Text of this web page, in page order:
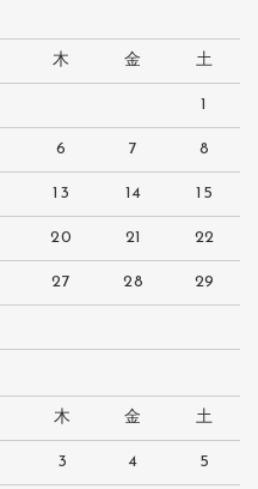
木 金 土
1
6 7 8
13 14 15
20 21 22
27 28 29
木 金 土
3 4 5